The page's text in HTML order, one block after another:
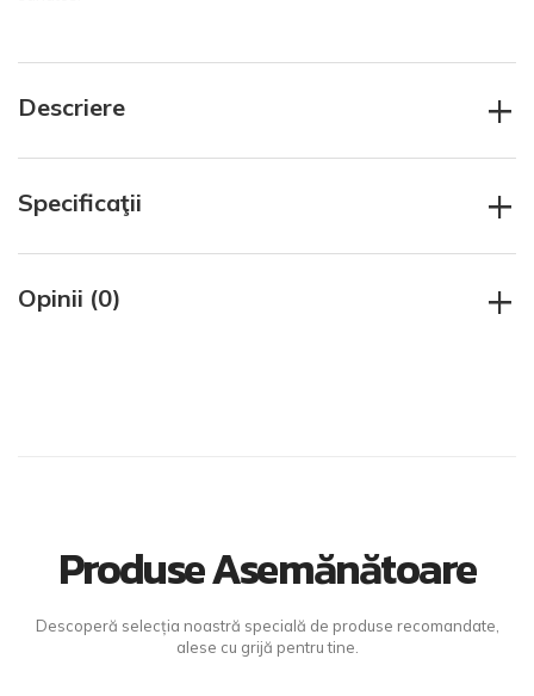
Descriere +
Specificaţii +
Opinii (0) +
Produse Asemănătoare
Descoperă selecția noastră specială de produse recomandate,
alese cu grijă pentru tine.